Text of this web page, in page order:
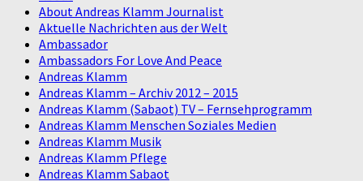
About Andreas Klamm Journalist
Aktuelle Nachrichten aus der Welt
Ambassador
Ambassadors For Love And Peace
Andreas Klamm
Andreas Klamm – Archiv 2012 – 2015
Andreas Klamm (Sabaot) TV – Fernsehprogramm
Andreas Klamm Menschen Soziales Medien
Andreas Klamm Musik
Andreas Klamm Pflege
Andreas Klamm Sabaot